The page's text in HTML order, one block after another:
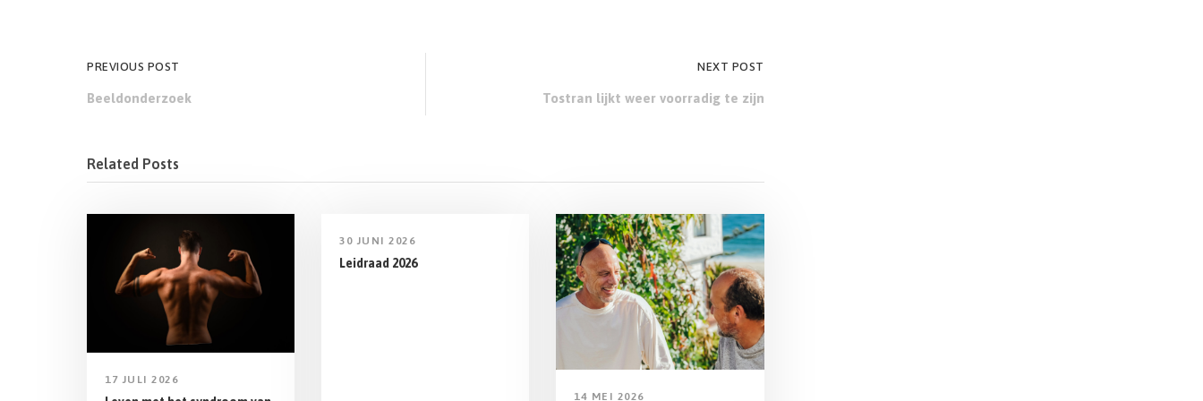
PREVIOUS POST
Beeldonderzoek
NEXT POST
Tostran lijkt weer voorradig te zijn
Related Posts
17 JULI 2026
30 JUNI 2026
Leidraad 2026
14 MEI 2026